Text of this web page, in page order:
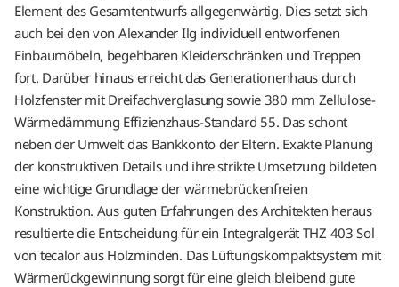
Element des Gesamtentwurfs allgegenwärtig. Dies setzt sich
auch bei den von Alexander Ilg individuell entworfenen
Einbaumöbeln, begehbaren Kleiderschränken und Treppen
fort. Darüber hinaus erreicht das Generationenhaus durch
Holzfenster mit Dreifachverglasung sowie 380 mm Zellulose-
Wärmedämmung Effizienzhaus-Standard 55. Das schont
neben der Umwelt das Bankkonto der Eltern. Exakte Planung
der konstruktiven Details und ihre strikte Umsetzung bildeten
eine wichtige Grundlage der wärmebrückenfreien
Konstruktion. Aus guten Erfahrungen des Architekten heraus
resultierte die Entscheidung für ein Integralgerät THZ 403 Sol
von tecalor aus Holzminden. Das Lüftungskompaktsystem mit
Wärmerückgewinnung sorgt für eine gleich bleibend gute